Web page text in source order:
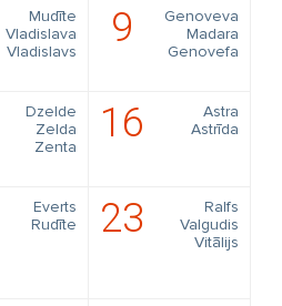
Mudīte
Vladislava
Vladislavs
9
Genoveva
Madara
Genovefa
Dzelde
Zelda
Zenta
16
Astra
Astrīda
Everts
Rudīte
23
Ralfs
Valgudis
Vitālijs